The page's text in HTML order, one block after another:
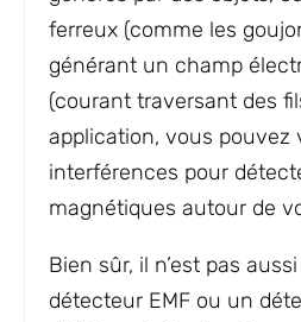
ferreux (comme les
générant un champ
(courant traversant des
application, vous pouvez
interférences pour
magnétiques autour de
Bien sûr, il n’est pas
détecteur EMF ou un